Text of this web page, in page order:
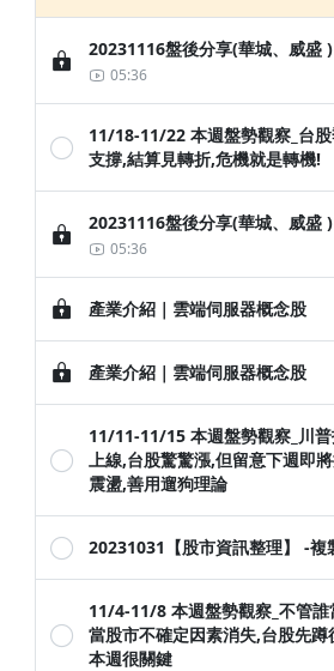
20231116盤後分享(華城、威盛
05:36
11/18-11/22 本週盤勢觀察_台
支撐,結算見轉折,危機就是轉機!
20231116盤後分享(華城、威盛
05:36
產業介紹｜雲端伺服器概念股
產業介紹｜雲端伺服器概念股
11/11-11/15 本週盤勢觀察_川
上線,台股驚驚漲,但留意下週即
震盪,善用遛狗理論
20231031【股市資訊整理】 -複
11/4-11/8 本週盤勢觀察_不管誰
當股市不確定因素消失,台股先蹲
本週很關鍵